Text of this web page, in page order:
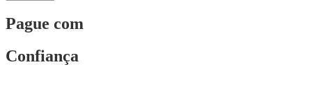
Pague com
Confiança